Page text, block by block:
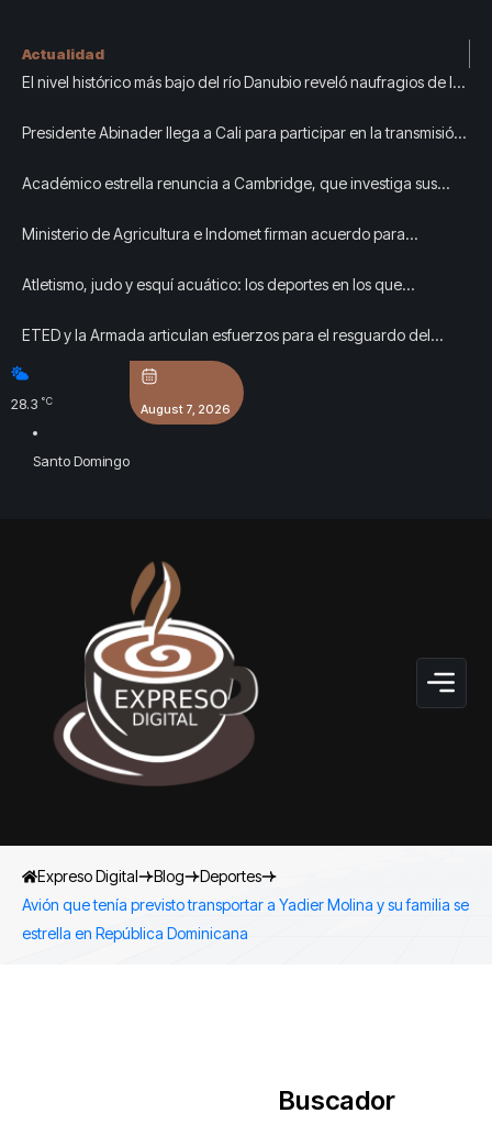
Actualidad
El nivel histórico más bajo del río Danubio reveló naufragios de la
Presidente Abinader llega a Cali para participar en la transmisión
Académico estrella renuncia a Cambridge, que investiga sus
Ministerio de Agricultura e Indomet firman acuerdo para
Atletismo, judo y esquí acuático: los deportes en los que
ETED y la Armada articulan esfuerzos para el resguardo del
Sistema de Transmisión Eléctrica Nacional
28.3 °C
Santo Domingo
August 7, 2026
Expreso Digital Blog
Deportes
Avión que tenía previsto transportar a Yadier Molina y su familia se
estrella en República Dominicana
Buscador